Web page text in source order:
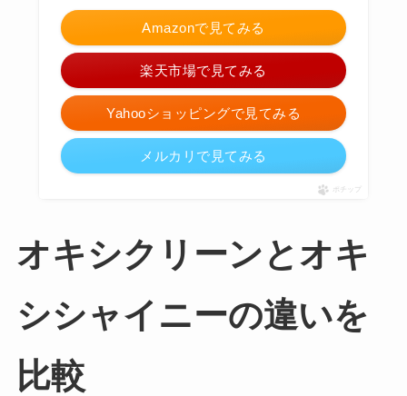
Amazonで見てみる
楽天市場で見てみる
Yahooショッピングで見てみる
メルカリで見てみる
ポチップ
オキシクリーンとオキ
シシャイニーの違いを
比較